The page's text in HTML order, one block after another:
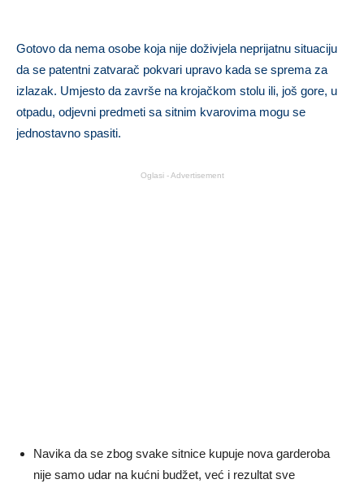
Gotovo da nema osobe koja nije doživjela neprijatnu situaciju
da se patentni zatvarač pokvari upravo kada se sprema za
izlazak. Umjesto da završe na krojačkom stolu ili, još gore, u
otpadu, odjevni predmeti sa sitnim kvarovima mogu se
jednostavno spasiti.
Oglasi - Advertisement
Navika da se zbog svake sitnice kupuje nova garderoba
nije samo udar na kućni budžet, već i rezultat sve